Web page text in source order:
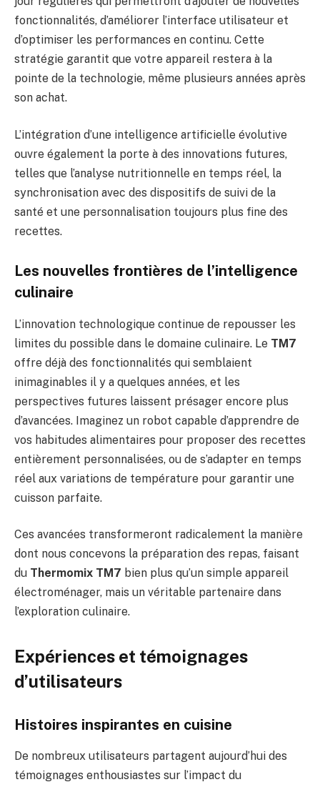
fonctionnalités, d’améliorer l’interface utilisateur et
d’optimiser les performances en continu. Cette
stratégie garantit que votre appareil restera à la
pointe de la technologie, même plusieurs années après
son achat.
L’intégration d’une intelligence artificielle évolutive
ouvre également la porte à des innovations futures,
telles que l’analyse nutritionnelle en temps réel, la
synchronisation avec des dispositifs de suivi de la
santé et une personnalisation toujours plus fine des
recettes.
Les nouvelles frontières de l’intelligence
culinaire
L’innovation technologique continue de repousser les
limites du possible dans le domaine culinaire. Le TM7
offre déjà des fonctionnalités qui semblaient
inimaginables il y a quelques années, et les
perspectives futures laissent présager encore plus
d’avancées. Imaginez un robot capable d’apprendre de
vos habitudes alimentaires pour proposer des recettes
entièrement personnalisées, ou de s’adapter en temps
réel aux variations de température pour garantir une
cuisson parfaite.
Ces avancées transformeront radicalement la manière
dont nous concevons la préparation des repas, faisant
du Thermomix TM7 bien plus qu’un simple appareil
électroménager, mais un véritable partenaire dans
l’exploration culinaire.
Expériences et témoignages
d’utilisateurs
Histoires inspirantes en cuisine
De nombreux utilisateurs partagent aujourd’hui des
témoignages enthousiastes sur l’impact du